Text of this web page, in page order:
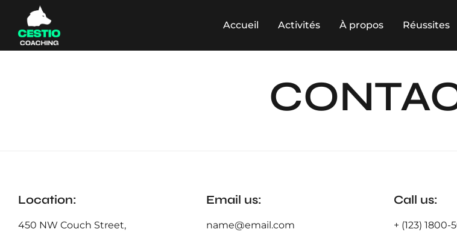
Accueil Activités À propos Réussites
Location:
450 NW Couch Street,
Email us:
name@email.com
Call us:
+ (123) 1800-